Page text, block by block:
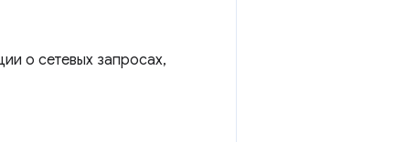
о сетевых запросах,